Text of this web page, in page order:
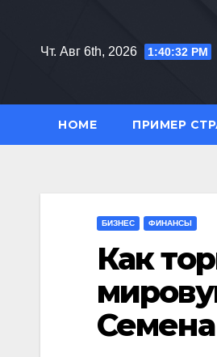
содержимому
Чт. Авг 6th, 2026 1:40:33 PM
HOME ПРИМЕР
БИЗНЕС ФИНАНСЫ
Как